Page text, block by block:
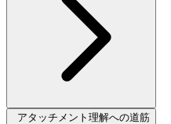
アタッチメント理解への道筋